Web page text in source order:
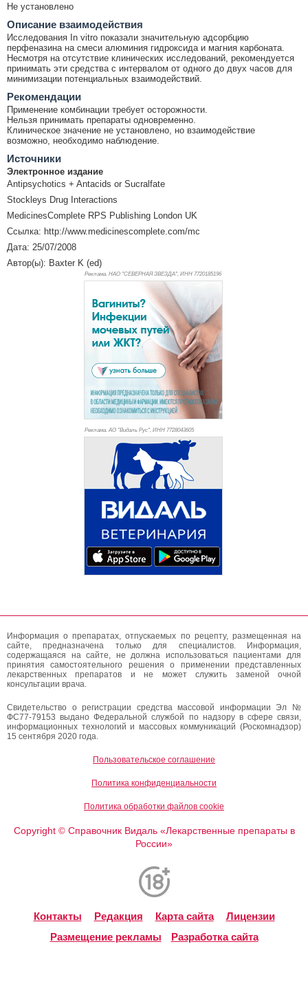
Не установлено
Описание взаимодействия
Исследования In vitro показали значительную адсорбцию
перфеназина на смеси алюминия гидроксида и магния карбоната.
Несмотря на отсутствие клинических исследований, рекомендуется
принимать эти средства с интервалом от одного до двух часов для
минимизации потенциальных взаимодействий.
Рекомендации
Применение комбинации требует осторожности.
Нельзя принимать препараты одновременно.
Клиническое значение не установлено, но взаимодействие
возможно, необходимо наблюдение.
Источники
Электронное издание
Antipsychotics + Antacids or Sucralfate
Stockleys Drug Interactions
MedicinesComplete RPS Publishing London UK
Ссылка: http://www.medicinescomplete.com/mc
Дата: 25/07/2008
Автор(ы): Baxter K (ed)
Реклама. НАО "СЕВЕРНАЯ ЗВЕЗДА", ИНН 7720185196
Реклама. АО "Видаль Рус", ИНН 7728043605
Информация о препаратах, отпускаемых по рецепту, размещенная на
сайте, предназначена только для специалистов. Информация,
содержащаяся на сайте, не должна использоваться пациентами для
принятия самостоятельного решения о применении представленных
лекарственных препаратов и не может служить заменой очной
консультации врача.
Свидетельство о регистрации средства массовой информации Эл №
ФС77-79153 выдано Федеральной службой по надзору в сфере связи,
информационных технологий и массовых коммуникаций (Роскомнадзор)
15 сентября 2020 года.
Пользовательское соглашение
Политика конфиденциальности
Политика обработки файлов cookie
Copyright ©Справочник Видаль «Лекарственные препараты в
России»
Контакты Редакция Карта сайта
Лицензии
Размещение рекламы
Разработка сайта